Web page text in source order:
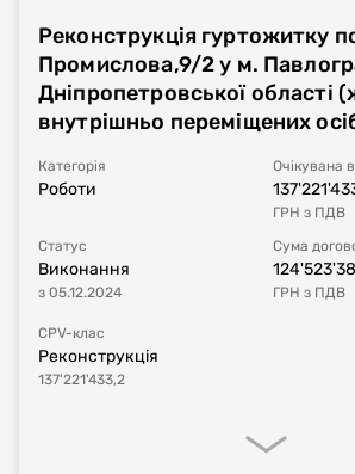
Реконструкція гуртожитку
Промислова,9/2 у м.
Дніпропетровської області
внутрішньо переміщених
Категорія
Роботи
Очікувана
ГРН з ПДВ
Статус
Виконання
з 05.12.2024
Сума
ГРН з ПДВ
CPV-клас
Реконструкція
137'221'433,2